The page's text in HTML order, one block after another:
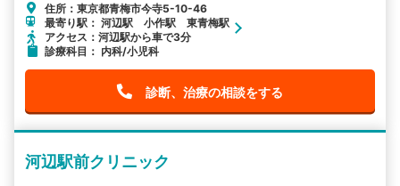
住所：東京都青梅市今寺5-10-46
最寄り駅： 河辺駅 小作駅 東青梅駅
アクセス：河辺駅から車で3分
診療科目： 内科/小児科
診断、治療の相談をする
河辺駅前クリニック